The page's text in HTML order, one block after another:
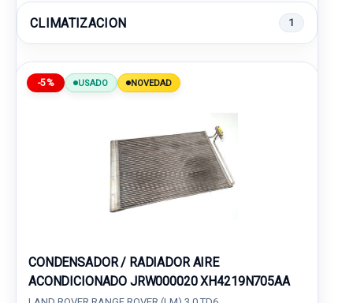
CLIMATIZACION 1
-5% USADO NOVEDAD
CONDENSADOR / RADIADOR AIRE
ACONDICIONADO JRW000020 XH4219N705AA